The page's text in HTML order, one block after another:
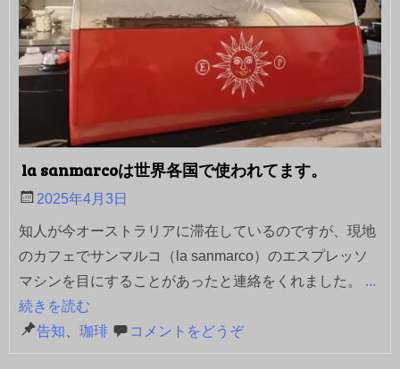
la sanmarcoは世界各国で使われてます。
2025年4月3日
知人が今オーストラリアに滞在しているのですが、現地
のカフェでサンマルコ（la sanmarco）のエスプレッソ
マシンを目にすることがあったと連絡をくれました。 ...
続きを読む
告知
珈琲 コメントをどうぞ